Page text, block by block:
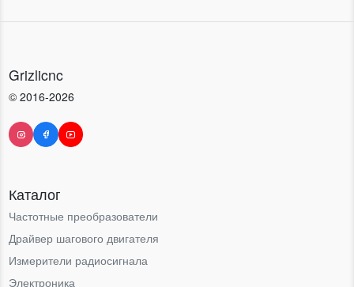
установить с помощью этого значения.
Grizlicnc
© 2016-2026
Каталог
Частотные преобразователи
Драйвер шагового двигателя
Измерители радиосигнала
Электроника